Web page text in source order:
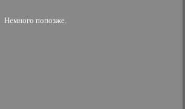
Немного попозже.